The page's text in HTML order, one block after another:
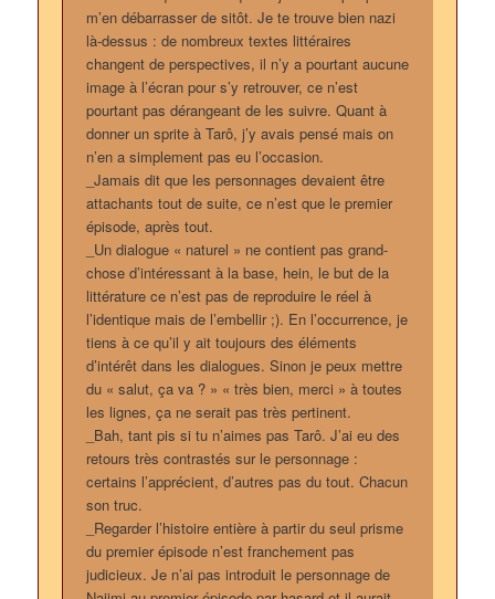
m’en débarrasser de sitôt. Je te trouve bien nazi
là-dessus : de nombreux textes littéraires
changent de perspectives, il n’y a pourtant aucune
image à l’écran pour s’y retrouver, ce n’est
pourtant pas dérangeant de les suivre. Quant à
donner un sprite à Tarô, j’y avais pensé mais on
n’en a simplement pas eu l’occasion.
_Jamais dit que les personnages devaient être
attachants tout de suite, ce n’est que le premier
épisode, après tout.
_Un dialogue « naturel » ne contient pas grand-
chose d’intéressant à la base, hein, le but de la
littérature ce n’est pas de reproduire le réel à
l’identique mais de l’embellir ;). En l’occurrence, je
tiens à ce qu’il y ait toujours des éléments
d’intérêt dans les dialogues. Sinon je peux mettre
du « salut, ça va ? » « très bien, merci » à toutes
les lignes, ça ne serait pas très pertinent.
_Bah, tant pis si tu n’aimes pas Tarô. J’ai eu des
retours très contrastés sur le personnage :
certains l’apprécient, d’autres pas du tout. Chacun
son truc.
_Regarder l’histoire entière à partir du seul prisme
du premier épisode n’est franchement pas
judicieux. Je n’ai pas introduit le personnage de